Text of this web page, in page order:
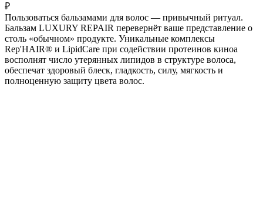
₽
Пользоваться бальзамами для волос — привычный ритуал.
Бальзам LUXURY REPAIR перевернёт ваше представление о
столь «обычном» продукте. Уникальные комплексы
Rep'HAIR® и LipidCare при содействии протеинов киноа
восполнят число утерянных липидов в структуре волоса,
обеспечат здоровый блеск, гладкость, силу, мягкость и
полноценную защиту цвета волос.